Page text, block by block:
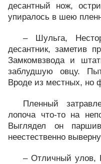
десантный нож,
упиралось в шею
– Шульга,
десантник, заметив
Замкомвзвода и
заблудшую овцу.
Вроде из местных, но
Пленный
лопоча что-то на
Выглядел он
неестественно
– Отличный улов,